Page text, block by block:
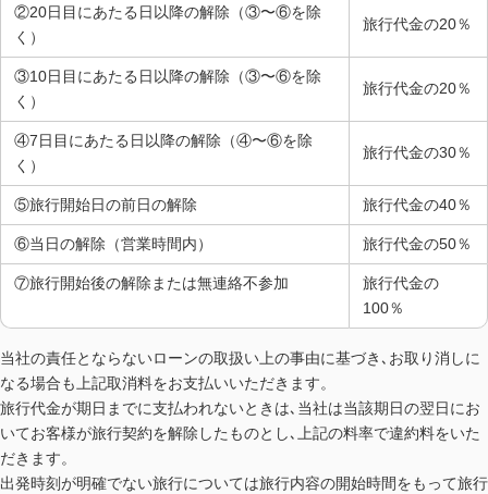
②20日目にあたる日以降の解除（③〜⑥を除
く）
旅行代金の20％
③10日目にあたる日以降の解除（③〜⑥を除
く）
旅行代金の20％
④7日目にあたる日以降の解除（④〜⑥を除
く）
旅行代金の30％
⑤旅行開始日の前日の解除 旅行代金の40％
⑥当日の解除（営業時間内） 旅行代金の50％
⑦旅行開始後の解除または無連絡不参加
旅行代金の
100％
当社の責任とならないローンの取扱い上の事由に基づき､お取り消しに
なる場合も上記取消料をお支払いいただきます。
旅行代金が期日までに支払われないときは､当社は当該期日の翌日にお
いてお客様が旅行契約を解除したものとし､上記の料率で違約料をいた
だきます。
出発時刻が明確でない旅行については旅行内容の開始時間をもって旅行